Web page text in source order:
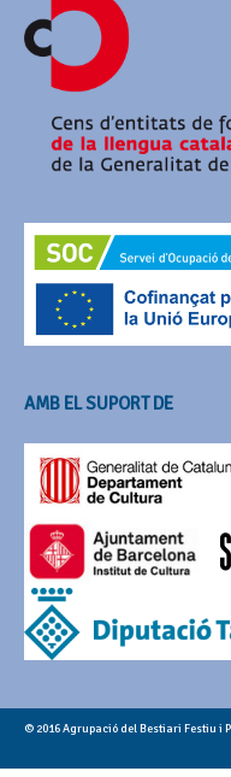
AMB EL SUPORT DE
© 2016 Agrupació del Bestiari Festiu i